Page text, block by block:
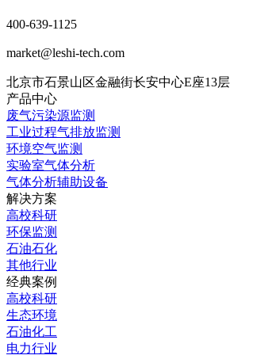
400-639-1125
market@leshi-tech.com
北京市石景山区金融街长安中心E座13层
产品中心
废气污染源监测
工业过程气排放监测
环境空气监测
实验室气体分析
气体分析辅助设备
解决方案
高校科研
环保监测
石油石化
其他行业
经典案例
高校科研
生态环境
石油化工
电力行业